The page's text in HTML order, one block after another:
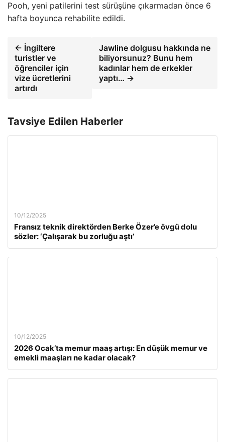
Pooh, yeni patilerini test sürüşüne çıkarmadan önce 6
hafta boyunca rehabilite edildi.
← İngiltere
turistler ve
öğrenciler için
vize ücretlerini
artırdı
Jawline dolgusu hakkında ne
biliyorsunuz? Bunu hem
kadınlar hem de erkekler
yaptı… →
Tavsiye Edilen Haberler
10/12/2025
Fransız teknik direktörden Berke Özer’e övgü dolu
sözler: ‘Çalışarak bu zorluğu aştı’
10/12/2025
2026 Ocak’ta memur maaş artışı: En düşük memur ve
emekli maaşları ne kadar olacak?